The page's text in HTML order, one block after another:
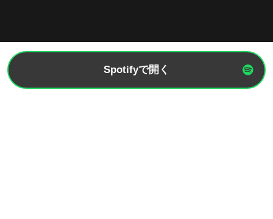
Spotifyで開く